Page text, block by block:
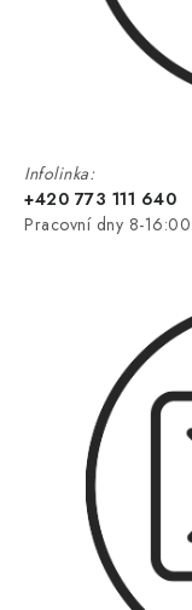
Infolinka:
+420 773 111 640
Pracovní dny 8-